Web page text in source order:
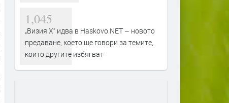
1,045
„Визия Х“ идва в Haskovo.NET – новото
предаване, което ще говори за темите,
които другите избягват